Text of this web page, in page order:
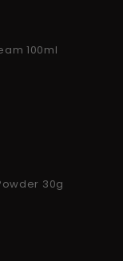
100ml
30g